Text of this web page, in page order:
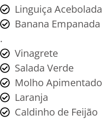
Linguiça Acebolada
Banana Empanada
.
Vinagrete
Salada Verde
Molho Apimentado
Laranja
Caldinho de Feijão